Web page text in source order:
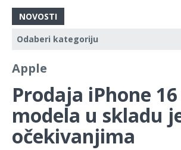
NOVOSTI
Apple
Prodaja iPhone
modela u skladu
očekivanjima